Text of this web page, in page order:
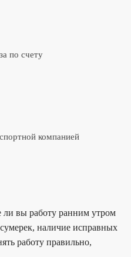
по счету
компанией
ли вы работу ранним утром
наличие исправных
работу правильно,